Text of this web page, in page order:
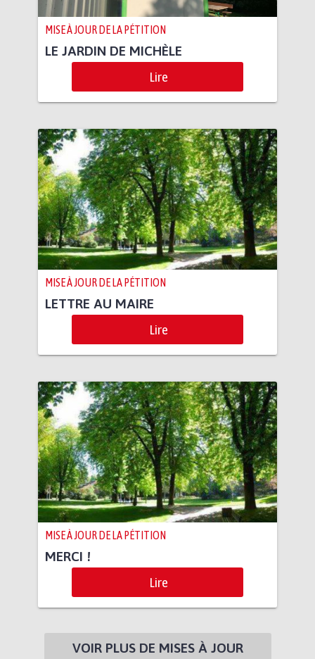
MISE À JOUR DE LA PÉTITION
LE JARDIN DE MICHÈLE
Lire
MISE À JOUR DE LA PÉTITION
LETTRE AU MAIRE
Lire
MISE À JOUR DE LA PÉTITION
MERCI !
Lire
VOIR PLUS DE MISES À JOUR